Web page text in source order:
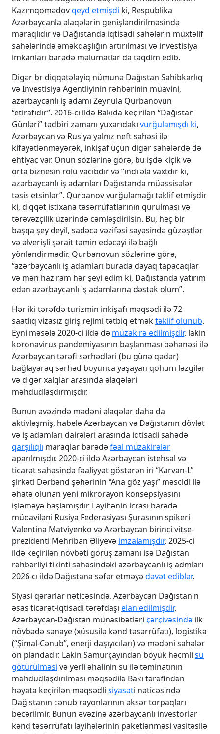
Kazımqomədovqeyd etmişdi ki, Respublika
Azərbaycanla əlaqələrin genişləndirilməsində
maraqlıdır və Dağıstanda iqtisadi sahələrin müxtəlif
sahələrində əməkdaşlığın artırılması və investisiya
imkanları barədə məlumatlar da təqdim edib.
Digər br diqqətəlayiq nümunə Dağıstan Sahibkarlıq
və İnvestisiya Agentliyinin rəhbərinin müavini,
azərbaycanlı iş adamı Zeynula Qurbanovun
“etirafıdır”. 2016-cı ildə Bakıda keçirilən “Dağıstan
Günləri” tədbiri zamanı yuxarıdakı vurğulamışdı ki,
Azərbaycan və Rusiya yalnız neft sahəsi ilə
kifayətlənməyərək, inkişaf üçün digər sahələrdə də
ehtiyac var. Onun sözlərinə görə, bu işdə kiçik və
orta biznesin rolu vacibdir və “indi əla vaxtdır ki,
azərbaycanlı iş adamları Dağıstanda müəssisələr
təsis etsinlər”. Qurbanov vurğulamağı təklif etmişdir
ki, diqqət istixana təsərrüfatlarının qurulması və
tərəvəzçilik üzərində cəmləşdirilsin. Bu, heç bir
başqa şey deyil, sadəcə vəzifəsi sayəsində güzəştlər
və əlverişli şərait təmin edəcəyi ilə bağlı
yönləndirmədir. Qurbanovun sözlərinə görə,
“azərbaycanlı iş adamları burada dayaq tapacaqlar
və mən hazıram hər şeyi edim ki, Dağıstanda yatırım
edən azərbaycanlı iş adamlarına dəstək olum”.
Hər iki tərəfdə turizmin inkişafı məqsədi ilə 72
saatlıq vizasız giriş rejimi tətbiq etməktəklif olunub.
Eyni məsələ 2020-ci ildə də müzakirə edilmişdir, lakin
koronavirus pandemiyasının başlanması bəhanəsi ilə
Azərbaycan tərəfi sərhədləri (bu günə qədər)
bağlayaraq sərhəd boyunca yaşayan qohum ləzgilər
və digər xalqlar arasında əlaqələri
məhdudlaşdırmışdır.
Bunun əvəzində mədəni əlaqələr daha da
aktivləşmiş, habelə Azərbaycan və Dağıstanın dövlət
və iş adamları dairələri arasında iqtisadi sahədə
qarşılıqlı maraqlar barədəfəal müzakirələr
aparılmışdır. 2020-ci ildə Azərbaycan istehsal və
ticarət sahəsində fəaliyyət göstərən iri “Karvan-L”
şirkəti Dərbənd şəhərinin “Ana göz yaşı” məscidi ilə
əhatə olunan yeni mikrorayon konsepsiyasını
işləməyə başlamışdır. Layihənin icrası barədə
müqaviləni Rusiya Federasiyası Şurasının spikeri
Valentina Matviyenko və Azərbaycan birinci vitse-
prezidenti Mehriban Əliyevə imzalamışdır. 2025-ci
ildə keçirilən növbəti görüş zamanı isə Dağıstan
rəhbərliyi tikinti sahəsindəki azərbaycanlı iş admları
2026-cı ildə Dağıstana səfər etməyədəvət ediblər.
Siyasi qərarlar nəticəsində, Azərbaycan Dağıstanın
əsas ticarət-iqtisadi tərəfdaşı elan edilmişdir.
Azərbaycan-Dağıstan münasibətləri çərçivəsində ilk
növbədə sənaye (xüsusilə kənd təsərrüfatı), logistika
(“Şimal-Cənub”, enerji daşıyıcıları) və mədəni sahələr
ön plandadır. Lakin Samurçayından böyük həcmli su
götürülməsi və yerli əhalinin su ilə təminatının
məhdudlaşdırılması məqsədilə Bakı tərəfindən
həyata keçirilən məqsədli siyasəti nəticəsində
Dağıstanın cənub rayonlarının əksər torpaqları
becərilmir. Bunun əvəzinə azərbaycanlı investorlar
kənd təsərrüfatı layihələrinin paketlənməsi vasitəsilə